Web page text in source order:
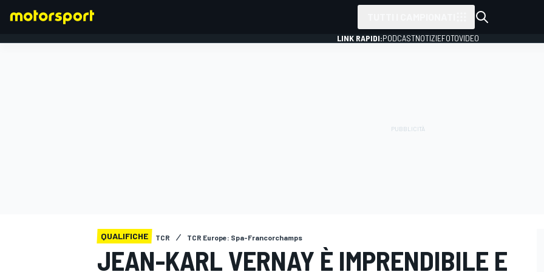
LINK RAPIDI:PODCASTNOTIZIEFOTOVIDEO
QUALIFICHE TCR TCR Europe: Spa-Francorchamps
JEAN-KARL VERNAY È IMPRENDIBILE E